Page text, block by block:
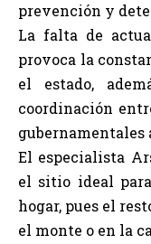
prevención y
La falta de
provoca la
el estado,
coordinación
gubernamentales
El especialista
el sitio ideal
hogar, pues el
el monte o en la